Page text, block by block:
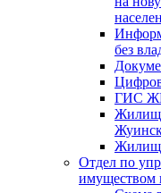
без
ГИС
Отдел по
имуществом